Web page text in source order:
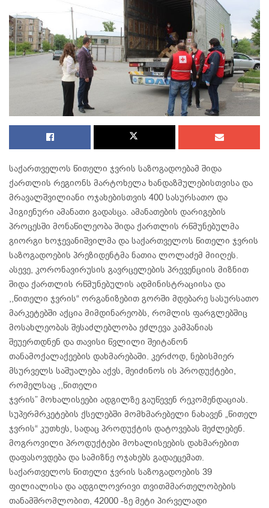
საქართველოს წითელი ჯვრის საზოგადოებამ შიდა
ქართლის რეგიონს მარტოხელა ხანდაზმულებისთვისა და
მრავალშვილიანი ოჯახებისთვის 400 სასურსათო და
ჰიგიენური ამანათი გადასცა. ამანათების დარიგების
პროცესში მონაწილეობა შიდა ქართლის რწმუნებულმა
გიორგი ხოჯევანიშვილმა და საქართველოს წითელი ჯვრის
საზოგადოების პრეზიდენტმა ნათია ლოლაძემ მიიღეს.
ასევე, კორონავირუსის გავრცელების პრევენციის მიზნით
შიდა ქართლის რწმუნებულის ადმინისტრაციისა და
,,წითელი ჯვრის“ ორგანიზებით გორში მდებარე სასურსათო
მარკეტებში აქცია მიმდინარეობს, რომლის ფარგლებშიც
მოსახლეობას შესაძლებლობა ეძლევა კამპანიას
შეუერთდნენ და თავისი წვლილი შეიტანონ
თანამოქალაქეების დახმარებაში. კერძოდ, ნებისმიერ
მსურველს საშუალება აქვს, შეიძინოს ის პროდუქტები,
რომელსაც ,,წითელი
ჯვრის” მოხალისეები ადგილზე გაუწევენ რეკომენდაციას.
სუპერმრკეტების ქსელებში მომხმარებელი ნახავენ „წითელ
ჯვრის“ კუთხეს, სადაც პროდუქტის დატოვებას შეძლებენ.
მოგროვილი პროდუქტები მოხალისეების დახმარებით
დაფასოვდება და სამიზნე ოჯახებს გადაეცემათ.
საქართველოს წითელი ჯვრის საზოგადოების 39
ფილიალისა და ადგილოვრივი თვითმმართელობების
თანამშრომლობით, 42000 -ზე მეტი პირველადი